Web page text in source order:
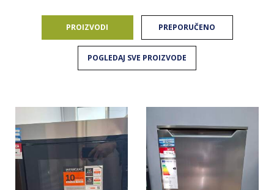
PROIZVODI PREPORUČENO
POGLEDAJ SVE PROIZVODE